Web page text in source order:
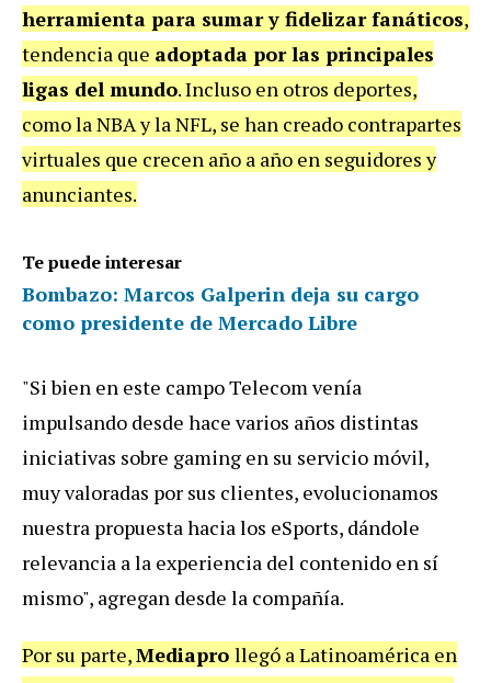
herramienta para sumar y fidelizar fanáticos,
tendencia que adoptada por las principales
ligas del mundo. Incluso en otros deportes,
como la NBA y la NFL, se han creado contrapartes
virtuales que crecen año a año en seguidores y
anunciantes.
Te puede interesar
Bombazo: Marcos Galperin deja su cargo
como presidente de Mercado Libre
"Si bien en este campo Telecom venía
impulsando desde hace varios años distintas
iniciativas sobre gaming en su servicio móvil,
muy valoradas por sus clientes, evolucionamos
nuestra propuesta hacia los eSports, dándole
relevancia a la experiencia del contenido en sí
mismo", agregan desde la compañía.
Por su parte,Mediapro llegó a Latinoamérica en